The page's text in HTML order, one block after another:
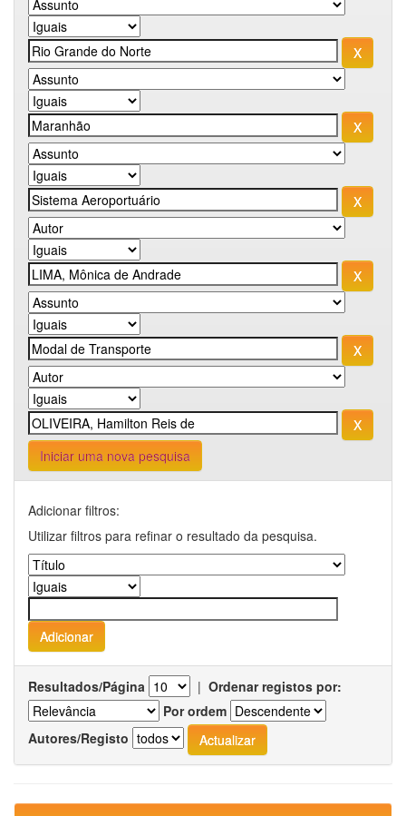
Iniciar uma nova pesquisa
Adicionar filtros:
Utilizar filtros para refinar o resultado da pesquisa.
Resultados/Página | Ordenar registos por:
Por ordem
Autores/Registo